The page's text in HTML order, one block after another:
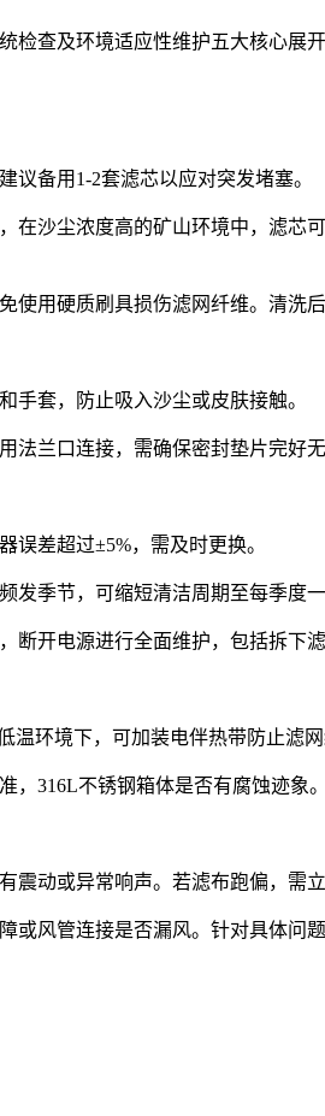
查及环境适应性维护五大核心展
备用1-2套滤芯以应对突发堵塞。
沙尘浓度高的矿山环境中，滤芯
用硬质刷具损伤滤网纤维。清洗
手套，防止吸入沙尘或皮肤接触。
兰口连接，需确保密封垫片完好无
差超过±5%，需及时更换。
发季节，可缩短清洁周期至每季度一
开电源进行全面维护，包括拆下
环境下，可加装电伴热带防止滤
316L不锈钢箱体是否有腐蚀迹象
动或异常响声。若滤布跑偏，需
风管连接是否漏风。针对具体问